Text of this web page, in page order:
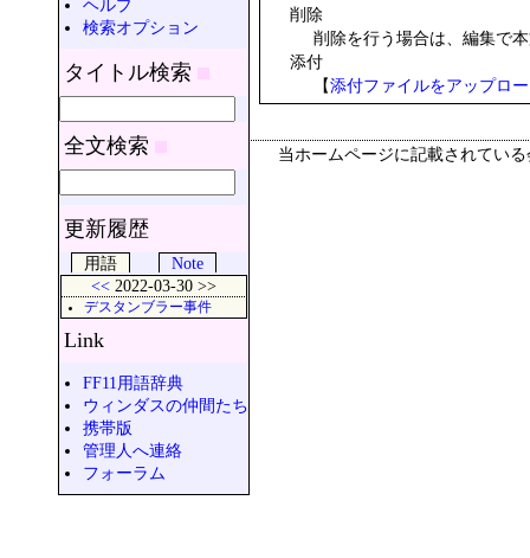
ヘルプ
検索オプション
タイトル検索
全文検索
更新履歴
用語
Note
<< 2022-03-30 >>
デスタンブラー事件
Link
FF11用語辞典
ウィンダスの仲間たち
携帯版
管理人へ連絡
フォーラム
削除
削除を行う場合は、編集で
添付
【添付ファイルをアップロ
当ホームページに記載されてい